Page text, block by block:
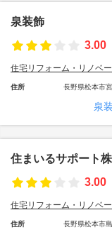
泉装飾
3.00
住宅リフォーム・リノベ
住所 長野県松本市
泉
住まいるサポート
3.00
住宅リフォーム・リノベ
住所 長野県松本市